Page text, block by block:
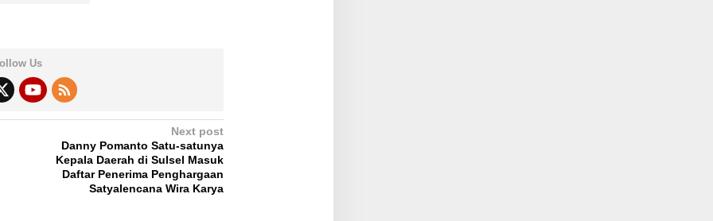
Us
Next post
Danny Pomanto Satu-satunya
Kepala Daerah di Sulsel Masuk
Daftar Penerima Penghargaan
Satyalencana Wira Karya